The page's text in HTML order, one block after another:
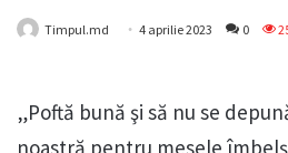
Timpul.md 4 aprilie 2023 0
„Poftă bună şi să nu se